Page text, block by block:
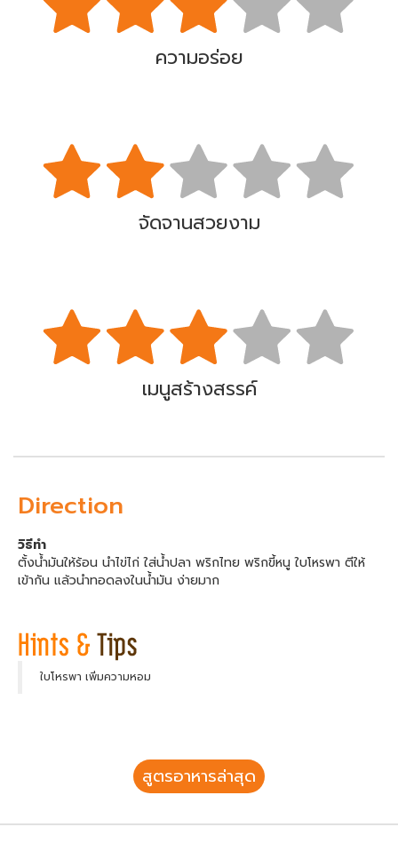
ความอร่อย
จัดจานสวยงาม
เมนูสร้างสรรค์
Direction
วิธีทำ
ตั้งน้ำมันให้ร้อน นำไข่ไก่ ใส่น้ำปลา พริกไทย พริกขี้หนู ใบโหรพา ตีให้
เข้ากัน แล้วนำทอดลงในน้ำมัน ง่ายมาก
ใบโหรพา เพิ่มความหอม
สูตรอาหารล่าสุด